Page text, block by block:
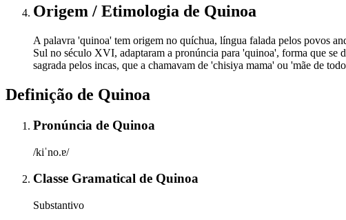
Origem / Etimologia de Quinoa
A palavra 'quinoa' tem origem no quíchua, língua falada pelos povos
Sul no século XVI, adaptaram a pronúncia para 'quinoa', forma que se
sagrada pelos incas, que a chamavam de 'chisiya mama' ou 'mãe de
Definição de Quinoa
Pronúncia de Quinoa
/kiˈno.ɐ/
Classe Gramatical de Quinoa
Substantivo